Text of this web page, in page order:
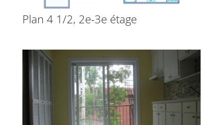
Plan 4 1/2, 2e-3e étage